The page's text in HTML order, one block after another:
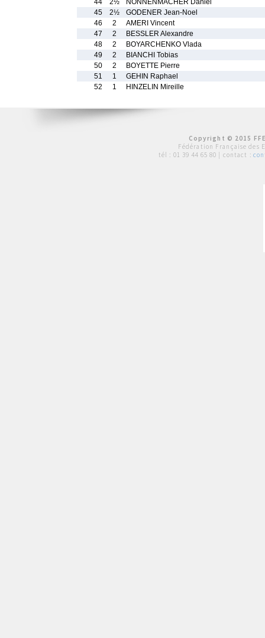
44
2½
NONNENMACHER Daniel
45
2½
GODENER Jean-Noel
46
2
AMERI Vincent
47
2
BESSLER Alexandre
48
2
BOYARCHENKO Vlada
49
2
BIANCHI Tobias
50
2
BOYETTE Pierre
51
1
GEHIN Raphael
52
1 HINZELIN Mireille
Copyright © 2015
Fédération Française des
tél : 01 39 44 65 80 | contact :